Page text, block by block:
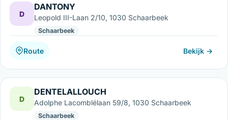
D
DANTONY
Leopold III-Laan 2/10, 1030 Schaarbeek
Schaarbeek
Route Bekijk →
D
DENTELALLOUCH
Adolphe Lacomblélaan 59/8, 1030 Schaarbeek
Schaarbeek